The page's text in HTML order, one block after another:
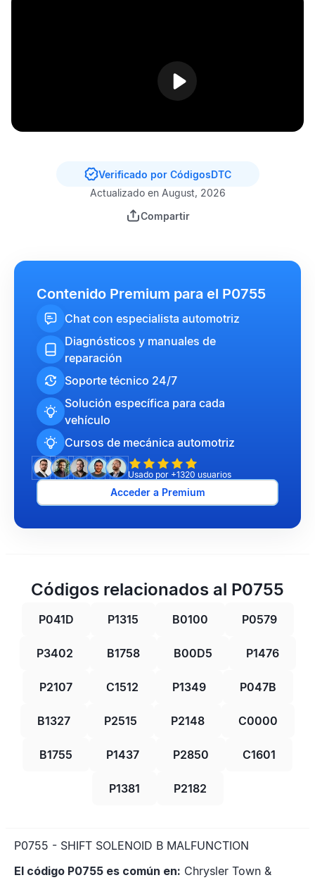
Verificado por CódigosDTC
Actualizado en August, 2026
Compartir
Contenido Premium para el P0755
Chat con especialista automotriz
Diagnósticos y manuales de
reparación
Soporte técnico 24/7
Solución específica para cada
vehículo
Cursos de mecánica automotriz
Usado por +1320 usuarios
Acceder a Premium
Códigos relacionados al P0755
P041D P1315 B0100 P0579
P3402 B1758 B00D5 P1476
P2107 C1512 P1349 P047B
B1327 P2515 P2148 C0000
B1755 P1437 P2850 C1601
P1381 P2182
P0755 - SHIFT SOLENOID B MALFUNCTION
El código P0755 es común en: Chrysler Town &